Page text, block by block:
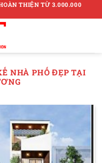
THIỆN TỪ 3.000.000
NHÀ PHỐ ĐẸP TẠI